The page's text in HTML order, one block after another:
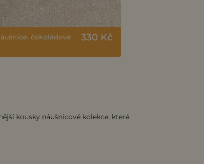
čokoládové 330 Kč
kousky náušnicové kolekce, které